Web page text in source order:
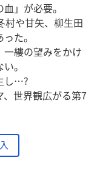
」が必要。
村や甘矢、柳生田
た。
縷の望みをかけ
。
し…?
世界観広がる第7